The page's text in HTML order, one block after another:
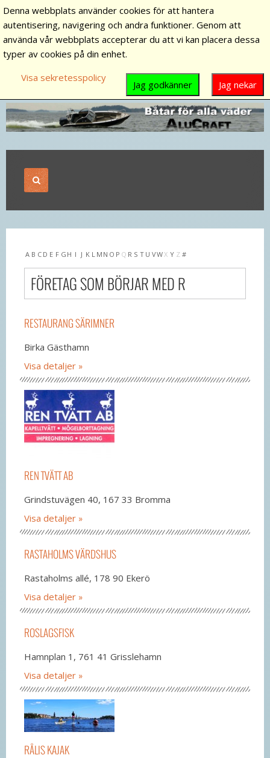
A B C D E F G H I J K L M N O P Q R S T U VWX Y Z #
FÖRETAG SOM BÖRJAR MED R
RESTAURANG SÄRIMNER
Birka Gästhamn
Visa detaljer
REN TVÄTT AB
Grindstuvägen 40, 167 33 Bromma
Visa detaljer
RASTAHOLMS VÄRDSHUS
Rastaholms allé, 178 90 Ekerö
Visa detaljer
ROSLAGSFISK
Hamnplan 1, 761 41 Grisslehamn
Visa detaljer
RÅLIS KAJAK
Denna webbplats använder cookies för att hantera
autentisering, navigering och andra funktioner. Genom att
använda vår webbplats accepterar du att vi kan placera dessa
typer av cookies på din enhet.
Visa sekretesspolicy
Jag nekar
Jag godkänner